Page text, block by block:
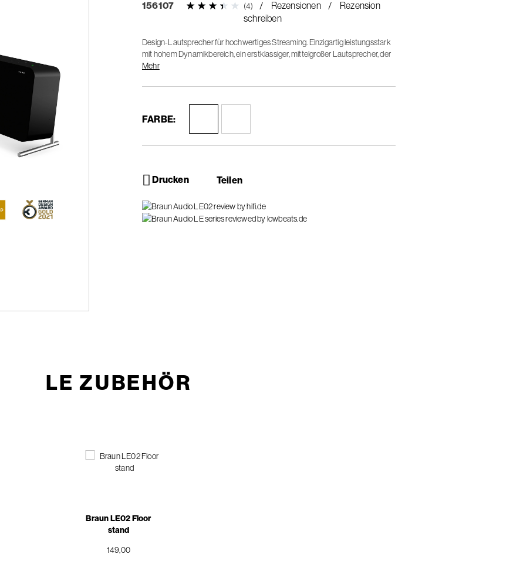
156107 (4) Rezensionen
Rezension
schreiben
Design-Lautsprecher für hochwertiges Streaming. Einzigartig leistungsstark
mit hohem Dynamikbereich, ein erstklassiger, mittelgroßer Lautsprecher, der
ein beeindruckendes Braun-Klangerlebnis bietet.
Mehr
FARBE:
Drucken Teilen
LE ZUBEHÖR
Braun LE02 Floor
stand
149,00